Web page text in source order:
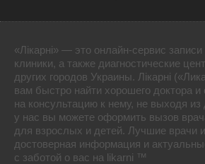
«Лікарні» — это онлайн-сервис
клиники, а также диагностические
других городов Украины. Лікарні
вам быстро найти хорошего доктора и
на консультацию к нему, не выходя из
у нас вы можете оформить вызов
для взрослых и детей. Лучшие врачи
достоверная информация и
с заботой о вас на likarni ™